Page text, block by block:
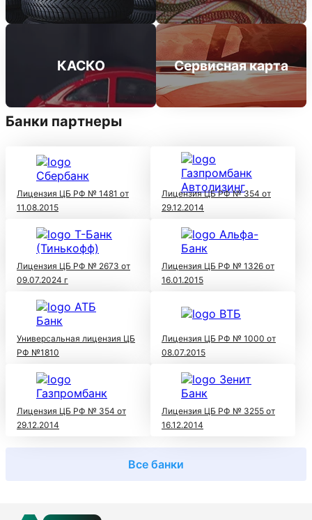
КАСКО Сервисная карта
Банки партнеры
Лицензия ЦБ РФ № 1481 от
11.08.2015
Лицензия ЦБ РФ № 354 от
29.12.2014
Лицензия ЦБ РФ № 2673 от
09.07.2024 г
Лицензия ЦБ РФ № 1326 от
16.01.2015
Универсальная лицензия ЦБ
РФ №1810
Лицензия ЦБ РФ № 1000 от
08.07.2015
Лицензия ЦБ РФ № 354 от
29.12.2014
Лицензия ЦБ РФ № 3255 от
16.12.2014
Все банки